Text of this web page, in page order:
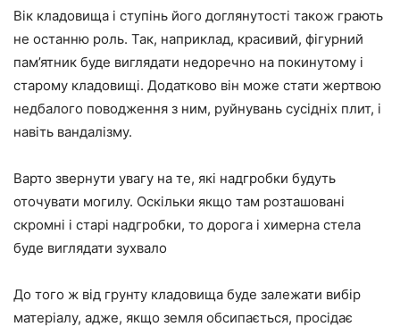
Вік кладовища і ступінь його доглянутості також грають
не останню роль. Так, наприклад, красивий, фігурний
пам’ятник буде виглядати недоречно на покинутому і
старому кладовищі. Додатково він може стати жертвою
недбалого поводження з ним, руйнувань сусідніх плит, і
навіть вандалізму.
Варто звернути увагу на те, які надгробки будуть
оточувати могилу. Оскільки якщо там розташовані
скромні і старі надгробки, то дорога і химерна стела
буде виглядати зухвало
До того ж від грунту кладовища буде залежати вибір
матеріалу, адже, якщо земля обсипається, просідає